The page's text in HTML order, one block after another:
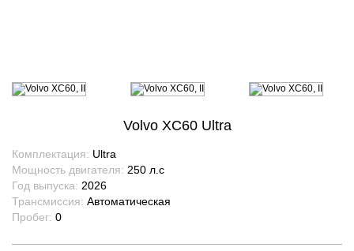
Volvo XC60 Ultra
Комплектация: Ultra
Мощность двигателя: 250 л.с
Год выпуска: 2026
Трансмиссия: Автоматическая
Пробег: 0